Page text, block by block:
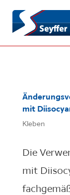
mit
Kleben
Die
mit